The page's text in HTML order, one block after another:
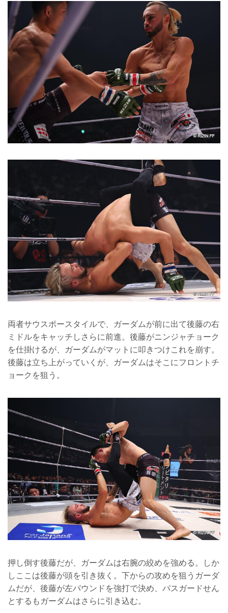
両者サウスポースタイルで、ガーダムが前に出て後藤の右
ミドルをキャッチしさらに前進。後藤がニンジャチョーク
を仕掛けるが、ガーダムがマットに叩きつけこれを崩す。
後藤は立ち上がっていくが、ガーダムはそこにフロントチ
ョークを狙う。
押し倒す後藤だが、ガーダムは右腕の絞めを強める。しか
しここは後藤が頭を引き抜く。下からの攻めを狙うガーダ
ムだが、後藤が左パウンドを強打で決め、パスガードせん
とするもガーダムはさらに引き込む。